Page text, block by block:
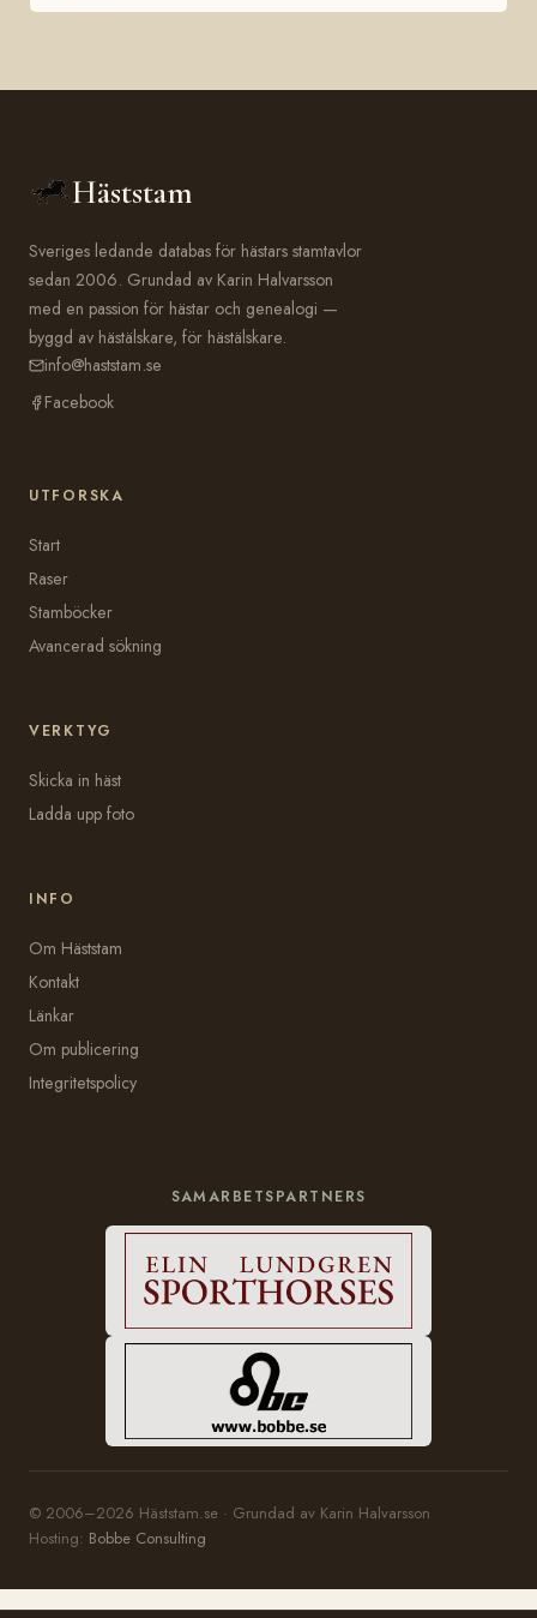
Häststam
Sveriges ledande databas för hästars stamtavlor
sedan 2006. Grundad av Karin Halvarsson
med en passion för hästar och genealogi —
byggd av hästälskare, för hästälskare.
info@haststam.se
Facebook
UTFORSKA
Start
Raser
Stamböcker
Avancerad sökning
VERKTYG
Skicka in häst
Ladda upp foto
INFO
Om Häststam
Kontakt
Länkar
Om publicering
Integritetspolicy
SAMARBETSPARTNERS
© 2006–2026 Häststam.se · Grundad av Karin Halvarsson
Hosting: Bobbe Consulting